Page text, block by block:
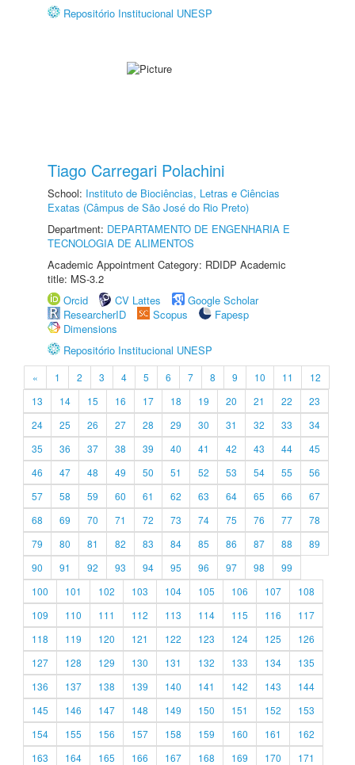
Repositório Institucional UNESP
Tiago Carregari Polachini
School: Instituto de Biociências, Letras e Ciências
Exatas (Câmpus de São José do Rio Preto)
Department: DEPARTAMENTO DE ENGENHARIA E
TECNOLOGIA DE ALIMENTOS
Academic Appointment Category: RDIDP Academic
title: MS-3.2
Orcid
CV Lattes
Google Scholar
ResearcherID
Scopus
Fapesp
Dimensions
Repositório Institucional UNESP
« 1 2 3 4 5 6 7 8 9 10 11
12
13
14 15 16 17 18 19 20 21 22
23
24
25 26 27 28 29 30 31 32 33
34
35
36 37 38 39 40 41 42 43 44
45
46
47 48 49 50 51 52 53 54 55
56
57
58 59 60 61 62 63 64 65 66
67
68
69 70 71 72 73 74 75 76 77
78
79
80 81 82 83 84 85 86 87 88
89
90
91 92 93 94 95 96 97 98
99
100
101 102 103 104 105 106 107
108
109
110 111 112 113 114 115 116
117
118
119 120 121 122 123 124 125
126
127
128 129 130 131 132 133 134
135
136
137 138 139 140 141 142 143
144
145
146 147 148 149 150 151 152
153
154
155 156 157 158 159 160 161
162
163
164 165 166 167 168 169 170
171